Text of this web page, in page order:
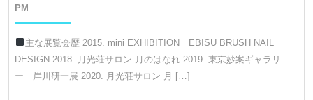
（
岸
川
研
一
3
日
PM
主な展覧会歴 2015. mini EXHIBITION EBISU BRUSH NAIL
DESIGN 2018. 月光荘サロン 月のはなれ 2019. 東京妙案ギャラリ
ー 岸川研一展 2020. 月光荘サロン 月 […]